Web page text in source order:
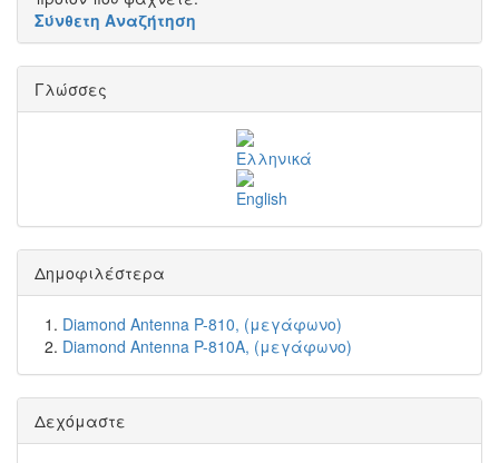
Σύνθετη Αναζήτηση
Γλώσσες
Δημοφιλέστερα
Diamond Antenna P-810, (μεγάφωνο)
Diamond Antenna P-810A, (μεγάφωνο)
Δεχόμαστε